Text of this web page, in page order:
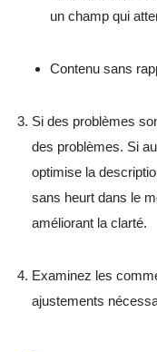
un champ qui
Contenu sans
Si des problèmes
des problèmes. Si
optimise la
sans heurt dans le
améliorant la clarté.
Examinez les
ajustements